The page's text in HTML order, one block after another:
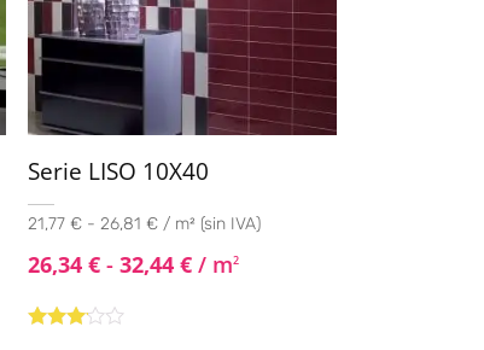
Serie LISO 10X40
21,77 € - 26,81 € / m² (sin IVA)
26,34 € - 32,44 €/ m2